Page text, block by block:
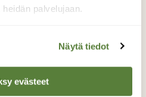
palvelujaan.
Näytä tiedot
evästeet